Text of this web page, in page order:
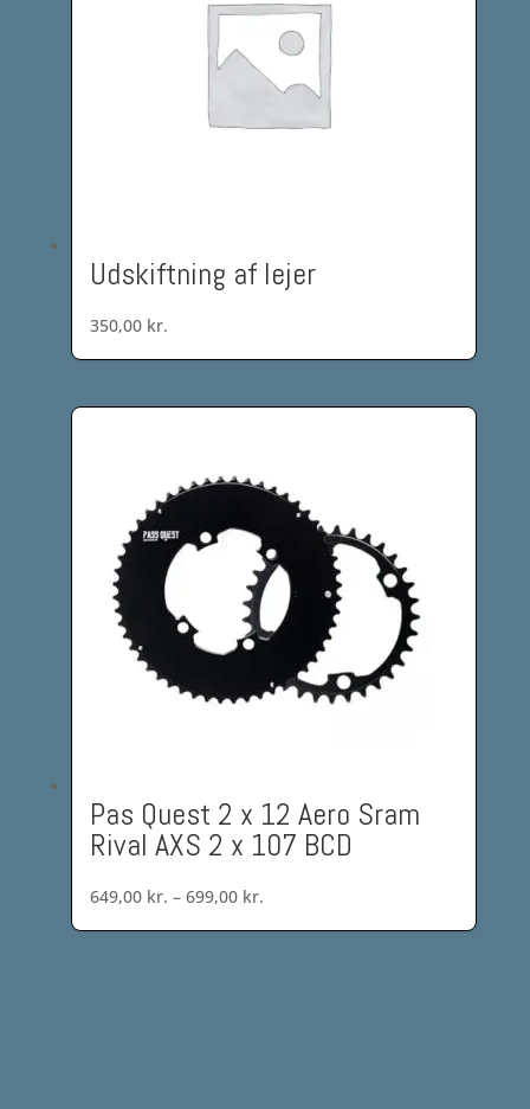
Udskiftning af lejer
350,00 kr.
Pas Quest 2 x 12 Aero Sram
Rival AXS 2 x 107 BCD
649,00 kr. – 699,00 kr.
649,00 kr.